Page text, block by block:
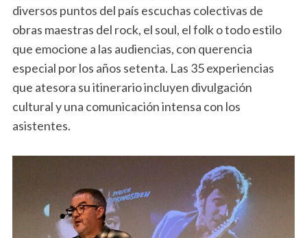
diversos puntos del país escuchas colectivas de
obras maestras del rock, el soul, el folk o todo estilo
que emocione a las audiencias, con querencia
especial por los años setenta. Las 35 experiencias
que atesora su itinerario incluyen divulgación
cultural y una comunicación intensa con los
asistentes.